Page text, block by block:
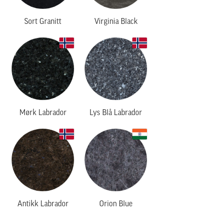
Sort Granitt Virginia Black
Mørk Labrador Lys Blå Labrador
Antikk Labrador Orion Blue